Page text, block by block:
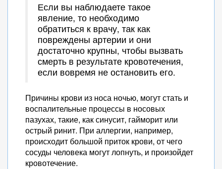
Если вы наблюдаете такое
явление, то необходимо
обратиться к врачу, так как
повреждены артерии и они
достаточно крупны, чтобы вызвать
смерть в результате кровотечения,
если вовремя не остановить его.
Причины крови из носа ночью, могут стать и
воспалительные процессы в носовых
пазухах, такие, как синусит, гайморит или
острый ринит. При аллергии, например,
происходит большой приток крови, от чего
сосуды человека могут лопнуть, и произойдет
кровотечение.